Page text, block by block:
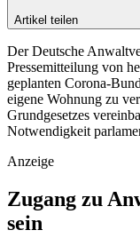
Artikel teilen
Der Deutsche
Pressemitteilung von
geplanten Corona-
eigene Wohnung zu
Grundgesetzes
Notwendigkeit
Anzeige
Zugang zu
sein